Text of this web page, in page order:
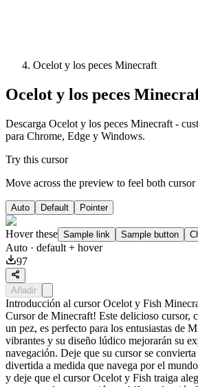
Ocelot y los peces Minecraft
Ocelot y los peces
Descarga Ocelot y los peces Minecraft -
para Chrome, Edge y Windows.
Try this cursor
Move across the preview to feel both cursor
Auto Default Pointer
Hover these Sample link Sample button
Auto · default + hover
97
Añadir
Introducción al cursor Ocelot y Fish
Cursor de Minecraft! Este delicioso cursor,
un pez, es perfecto para los entusiastas de
vibrantes y su diseño lúdico mejorarán su
navegación. Deje que su cursor se convierta
divertida a medida que navega por el
y deje que el cursor Ocelot y Fish traiga